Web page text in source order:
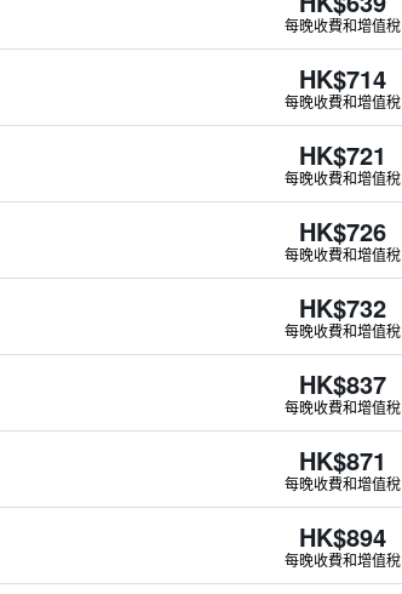
每晚收費和增值稅
HK$714
每晚收費和增值稅
HK$721
每晚收費和增值稅
HK$726
每晚收費和增值稅
HK$732
每晚收費和增值稅
HK$837
每晚收費和增值稅
HK$871
每晚收費和增值稅
HK$894
每晚收費和增值稅